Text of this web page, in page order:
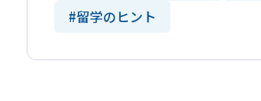
#留学のヒント